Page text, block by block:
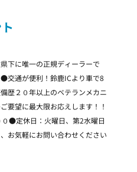
下に唯一の正規ディーラーで
交通が便利！鈴鹿ICより車で8
歴２０年以上のベテランメカニ
要望に最大限お応えします！！
●定休日：火曜日、第2水曜日
お気軽にお問い合わせください